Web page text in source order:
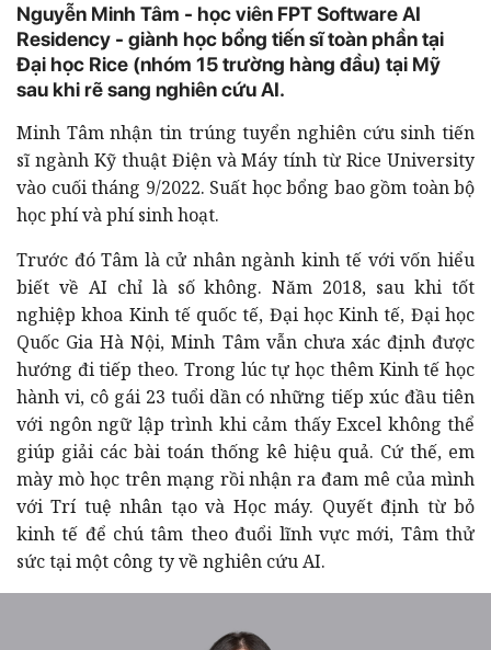
Nguyễn Minh Tâm - học viên FPT Software AI
Residency - giành học bổng tiến sĩ toàn phần tại
Đại học Rice (nhóm 15 trường hàng đầu) tại Mỹ
sau khi rẽ sang nghiên cứu AI.
Minh Tâm nhận tin trúng tuyển nghiên cứu sinh tiến
sĩ ngành Kỹ thuật Điện và Máy tính từ Rice University
vào cuối tháng 9/2022. Suất học bổng bao gồm toàn bộ
học phí và phí sinh hoạt.
Trước đó Tâm là cử nhân ngành kinh tế với vốn hiểu
biết về AI chỉ là số không. Năm 2018, sau khi tốt
nghiệp khoa Kinh tế quốc tế, Đại học Kinh tế, Đại học
Quốc Gia Hà Nội, Minh Tâm vẫn chưa xác định được
hướng đi tiếp theo. Trong lúc tự học thêm Kinh tế học
hành vi, cô gái 23 tuổi dần có những tiếp xúc đầu tiên
với ngôn ngữ lập trình khi cảm thấy Excel không thể
giúp giải các bài toán thống kê hiệu quả. Cứ thế, em
mày mò học trên mạng rồi nhận ra đam mê của mình
với Trí tuệ nhân tạo và Học máy. Quyết định từ bỏ
kinh tế để chú tâm theo đuổi lĩnh vực mới, Tâm thử
sức tại một công ty về nghiên cứu AI.